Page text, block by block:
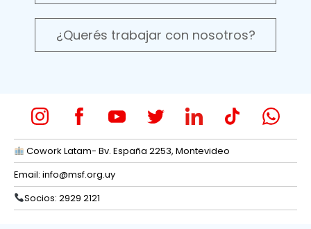
¿Querés trabajar con nosotros?
Cowork Latam- Bv. España 2253, Montevideo
Email: info@msf.org.uy
Socios: 2929 2121